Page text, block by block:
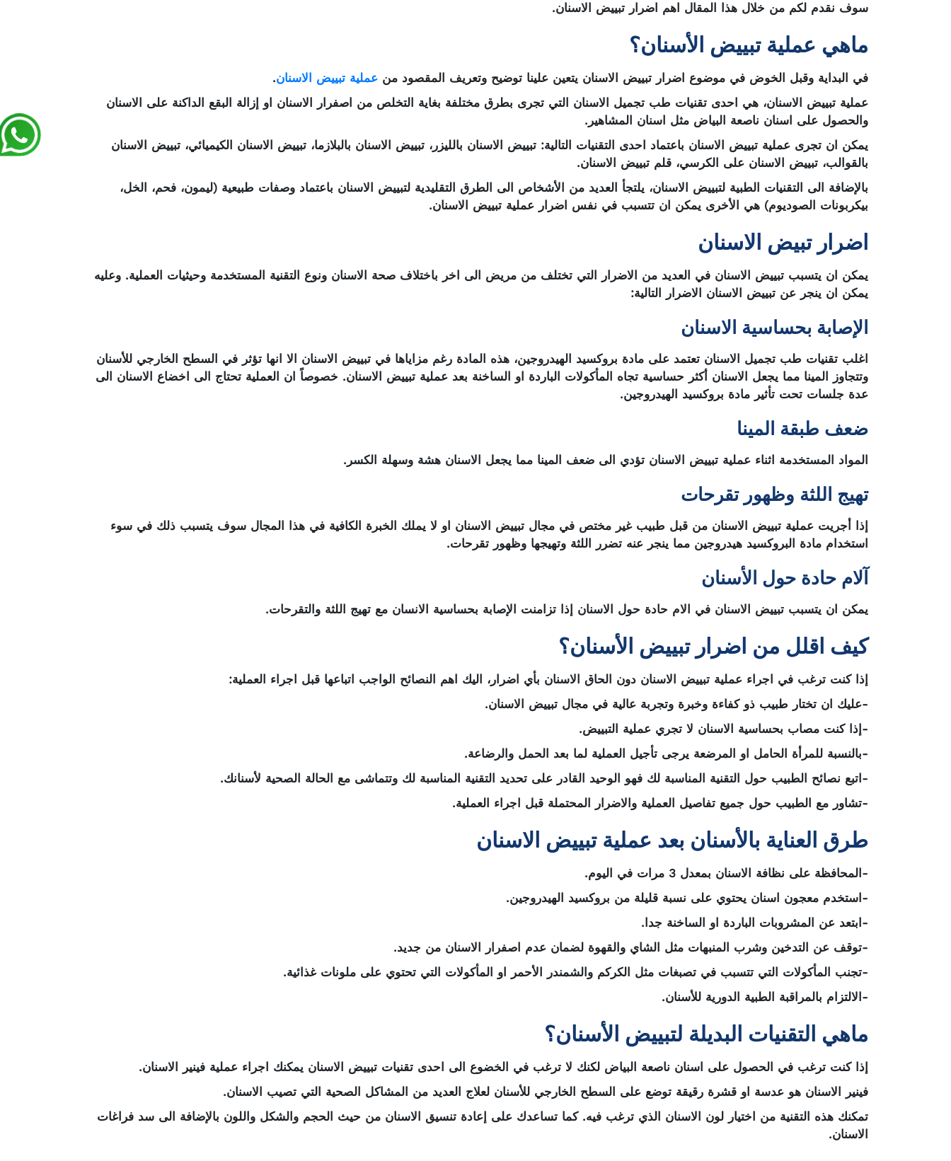
سوف نقدم لكم من خلال هذا المقال اهم اضرار تبييض الاسنان.
ماهي عملية تبييض الأسنان؟
في البداية وقبل الخوض في موضوع اضرار تبييض الاسنان يتعين علينا توضيح وتعريف المقصود من عملية تبييض الاسنان.
عملية تبييض الاسنان، هي احدى تقنيات طب تجميل الاسنان التي تجرى بطرق مختلفة بغاية التخلص من اصفرار الاسنان او إزالة البقع الداكنة على الاسنان
والحصول على اسنان ناصعة البياض مثل اسنان المشاهير.
يمكن ان تجرى عملية تبييض الاسنان باعتماد احدى التقنيات التالية: تبييض الاسنان بالليزر، تبييض الاسنان بالبلازما، تبييض الاسنان الكيميائي، تبييض الاسنان
بالقوالب، تبييض الاسنان على الكرسي، قلم تبييض الاسنان.
بالإضافة الى التقنيات الطبية لتبييض الاسنان، يلتجأ العديد من الأشخاص الى الطرق التقليدية لتبييض الاسنان باعتماد وصفات طبيعية (ليمون، فحم، الخل،
بيكربونات الصوديوم) هي الأخرى يمكن ان تتسبب في نفس اضرار عملية تبييض الاسنان.
اضرار تبيض الاسنان
يمكن ان يتسبب تبييض الاسنان في العديد من الاضرار التي تختلف من مريض الى اخر باختلاف صحة الاسنان ونوع التقنية المستخدمة وحيثيات العملية. وعليه
يمكن ان ينجر عن تبييض الاسنان الاضرار التالية:
الإصابة بحساسية الاسنان
اغلب تقنيات طب تجميل الاسنان تعتمد على مادة بروكسيد الهيدروجين، هذه المادة رغم مزاياها في تبييض الاسنان الا انها تؤثر في السطح الخارجي للأسنان
وتتجاوز المينا مما يجعل الاسنان أكثر حساسية تجاه المأكولات الباردة او الساخنة بعد عملية تبييض الاسنان. خصوصاً ان العملية تحتاج الى اخضاع الاسنان الى
عدة جلسات تحت تأثير مادة بروكسيد الهيدروجين.
ضعف طبقة المينا
المواد المستخدمة اثناء عملية تبييض الاسنان تؤدي الى ضعف المينا مما يجعل الاسنان هشة وسهلة الكسر.
تهيج اللثة وظهور تقرحات
إذا أجريت عملية تبييض الاسنان من قبل طبيب غير مختص في مجال تبييض الاسنان او لا يملك الخبرة الكافية في هذا المجال سوف يتسبب ذلك في سوء
استخدام مادة البروكسيد هيدروجين مما ينجر عنه تضرر اللثة وتهيجها وظهور تقرحات.
آلام حادة حول الأسنان
يمكن ان يتسبب تبييض الاسنان في الام حادة حول الاسنان إذا تزامنت الإصابة بحساسية الانسان مع تهيج اللثة والتقرحات.
كيف اقلل من اضرار تبييض الأسنان؟
إذا كنت ترغب في اجراء عملية تبييض الاسنان دون الحاق الاسنان بأي اضرار، اليك اهم النصائح الواجب اتباعها قبل اجراء العملية:
-عليك ان تختار طبيب ذو كفاءة وخبرة وتجربة عالية في مجال تبييض الاسنان.
-إذا كنت مصاب بحساسية الاسنان لا تجري عملية التبييض.
-بالنسبة للمرأة الحامل او المرضعة يرجى تأجيل العملية لما بعد الحمل والرضاعة.
-اتبع نصائح الطبيب حول التقنية المناسبة لك فهو الوحيد القادر على تحديد التقنية المناسبة لك وتتماشى مع الحالة الصحية لأسنانك.
-تشاور مع الطبيب حول جميع تفاصيل العملية والاضرار المحتملة قبل اجراء العملية.
طرق العناية بالأسنان بعد عملية تبييض الاسنان
-المحافظة على نظافة الاسنان بمعدل 3 مرات في اليوم.
-استخدم معجون اسنان يحتوي على نسبة قليلة من بروكسيد الهيدروجين.
-ابتعد عن المشروبات الباردة او الساخنة جدا.
-توقف عن التدخين وشرب المنبهات مثل الشاي والقهوة لضمان عدم اصفرار الاسنان من جديد.
-تجنب المأكولات التي تتسبب في تصبغات مثل الكركم والشمندر الأحمر او المأكولات التي تحتوي على ملونات غذائية.
-الالتزام بالمراقبة الطبية الدورية للأسنان.
ماهي التقنيات البديلة لتبييض الأسنان؟
إذا كنت ترغب في الحصول على اسنان ناصعة البياض لكنك لا ترغب في الخضوع الى احدى تقنيات تبييض الاسنان يمكنك اجراء عملية فينير الاسنان.
فينير الاسنان هو عدسة او قشرة رقيقة توضع على السطح الخارجي للأسنان لعلاج العديد من المشاكل الصحية التي تصيب الاسنان.
تمكنك هذه التقنية من اختيار لون الاسنان الذي ترغب فيه. كما تساعدك على إعادة تنسيق الاسنان من حيث الحجم والشكل واللون بالإضافة الى سد فراغات
الاسنان.